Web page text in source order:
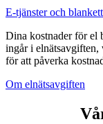
E-tjänster och
Dina kostnader för el
ingår i elnätsavgiften,
för att påverka
Om elnätsavgiften